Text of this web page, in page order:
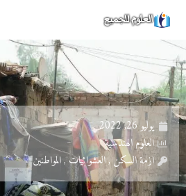
المحتوى
يوليو 26, 2022
العلوم الهندسية
ازمة السكن , العشوائيات , المواطنين